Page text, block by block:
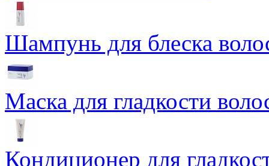
Шампунь для блеска
Маска для гладкости
Кондиционер для